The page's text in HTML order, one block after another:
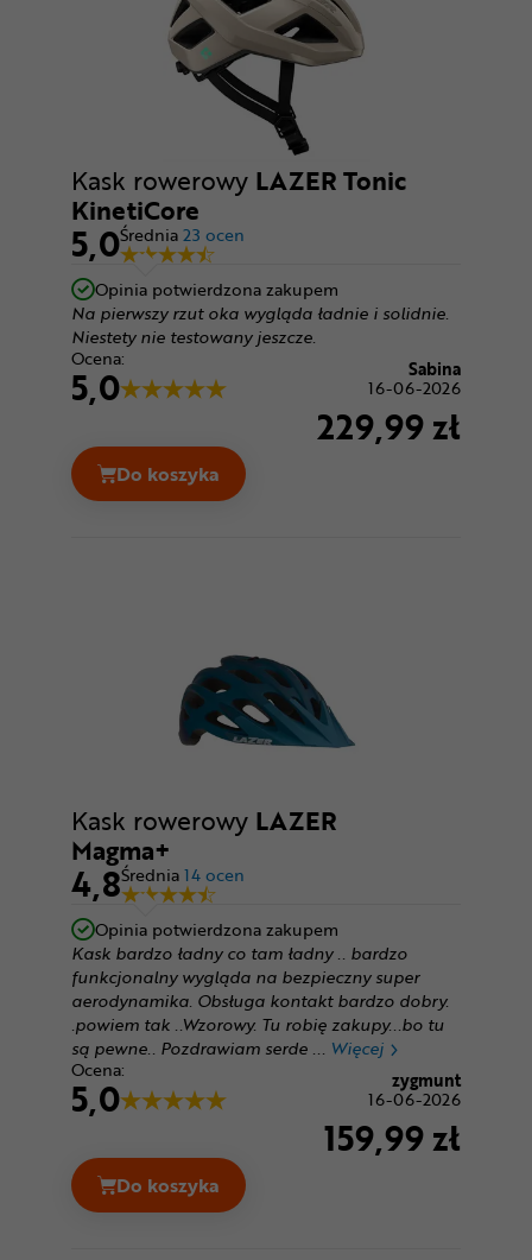
Kask rowerowy LAZER Tonic
KinetiCore
5,0Średnia23 ocen
Opinia potwierdzona zakupem
Na pierwszy rzut oka wygląda ładnie i solidnie.
Niestety nie testowany jeszcze.
Ocena:
5,0 Sabina
16-06-2026
229,99 zł
Do koszyka
Kask rowerowy LAZER Tonic KinetiCore
Kask rowerowy LAZER
Magma+
4,8Średnia14 ocen
Opinia potwierdzona zakupem
Kask bardzo ładny co tam ładny .. bardzo
funkcjonalny wygląda na bezpieczny super
aerodynamika. Obsługa kontakt bardzo dobry.
.powiem tak ..Wzorowy. Tu robię zakupy...bo tu
są pewne.. Pozdrawiam serde
Więcej
Ocena:
5,0 zygmunt
16-06-2026
159,99 zł
Do koszyka
Kask rowerowy LAZER Magma+ Cena